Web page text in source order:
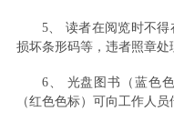
5、 读者在阅览时不得
损坏条形码等，违者照章处
6、 光盘图书（蓝色
（红色色标）可向工作人